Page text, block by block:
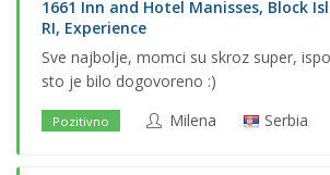
1661 Inn and Hotel Manisses, Block
RI, Experience
Sve najbolje, momci su skroz super,
sto je bilo dogovoreno :)
Pozitivno Milena Serbia